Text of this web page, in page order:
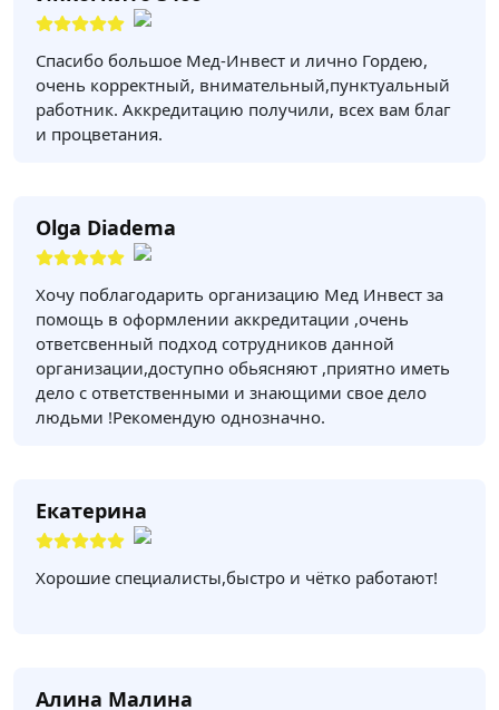
Спасибо большое Мед-Инвест и лично Гордею,
очень корректный, внимательный,пунктуальный
работник. Аккредитацию получили, всех вам благ
и процветания.
Olga Diadema
Хочу поблагодарить организацию Мед Инвест за
помощь в оформлении аккредитации ,очень
ответсвенный подход сотрудников данной
организации,доступно обьясняют ,приятно иметь
дело с ответственными и знающими свое дело
людьми !Рекомендую однозначно.
Екатерина
Хорошие специалисты,быстро и чётко работают!
Алина Малина